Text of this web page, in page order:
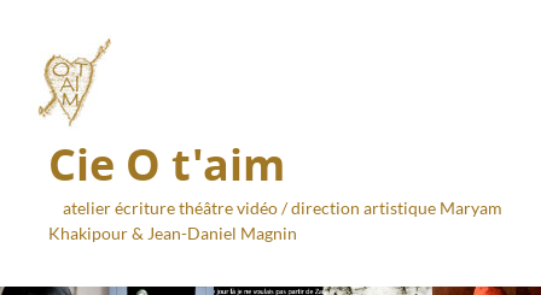
Cie O t'aim
atelier écriture théâtre vidéo / direction artistique Maryam
Khakipour & Jean-Daniel Magnin